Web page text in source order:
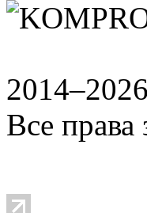
Все